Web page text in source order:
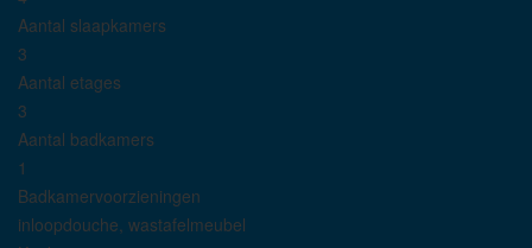
Aantal slaapkamers
3
Aantal etages
3
Aantal badkamers
1
Badkamervoorzieningen
inloopdouche, wastafelmeubel